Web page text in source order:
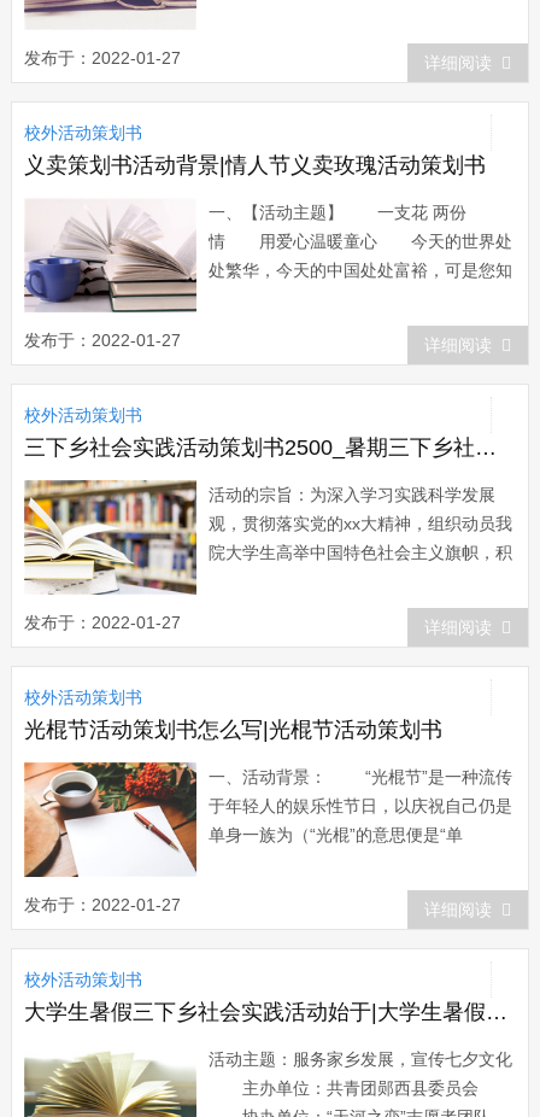
明、民主的社会主义现代化国家。没有共
产党，就没有新中国，没有共产党，就没
有祖国的现代化发展。 经历了90年得
发展，中国共产党已经发展的相当完善，
我们的国...
发布于：2022-01-27 详细阅读
校外活动策划书
义卖策划书活动背景|情人节义卖玫瑰活动策划书
一、【活动主题】 一支花 两份
情 用爱心温暖童心 今天的世界处
处繁华，今天的中国处处富裕，可是您知
样一群孩子，他们过的生活没见到的人是
不可能想象到的。家徒四壁，家庭支离破
碎…而他们品学兼优、善良可爱、他们想
安心的学知识，他们需要大家的援助，...
发布于：2022-01-27 详细阅读
校外活动策划书
三下乡社会实践活动策划书2500_暑期三下乡社会实践活动策划书
活动的宗旨：为深入学习实践科学发展
观，贯彻落实党的xx大精神，组织动员我
院大学生高举中国特色社会主义旗帜，积
在深入基层农村中经受风雨、接受教育，
在服务社会中提高动手能力和培养综合素
质，不断自我锻炼、自我完善和自我提
高，为我省农村经济、社会发展做出应有
贡献，根据...
发布于：2022-01-27 详细阅读
校外活动策划书
光棍节活动策划书怎么写|光棍节活动策划书
一、活动背景： “光棍节”是一种流传
于年轻人的娱乐性节日，以庆祝自己仍是
单身一族为（“光棍”的意思便是“单
等媒介传播，逐渐形成了一种光棍节的文
化。1月1日是小光棍节，1月11日和11
月...
发布于：2022-01-27 详细阅读
校外活动策划书
大学生暑假三下乡社会实践活动始于|大学生暑假三下乡社会实践活动策划书
活动主题：服务家乡发展，宣传七夕文化
主办单位：共青团郧西县委员会